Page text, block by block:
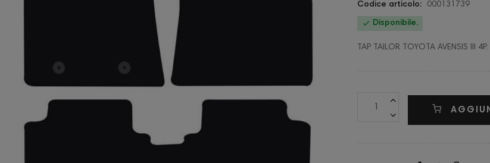
Codice articolo:
000131739
 Disponibile.
TAP TAILOR TOYOTA AVENSIS III